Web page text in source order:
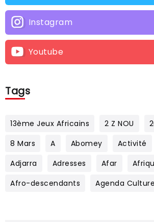
Instagram
Youtube
Tags
13ème Jeux Africains 2 Z NOU
8 Mars
A Abomey Activité
Adjarra
Adresses Afar
Afro-descendants
Agenda